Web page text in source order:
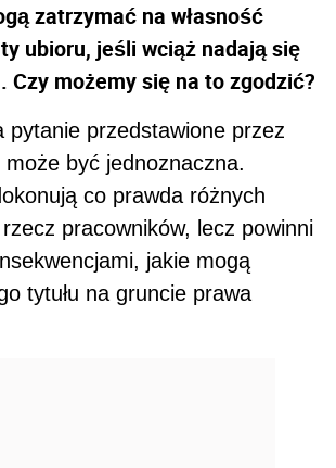
zatrzymać na własność
ubioru, jeśli wciąż nadają się
Czy możemy się na to zgodzić?
pytanie przedstawione przez
być jednoznaczna.
co prawda różnych
pracowników, lecz powinni
jakie mogą
tytułu na gruncie prawa